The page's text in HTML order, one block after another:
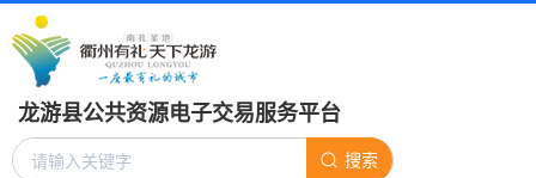
龙游县公共资源电子交易服务平台
搜索